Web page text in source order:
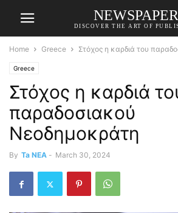
NEWSPAPER
DISCOVER THE ART OF
Home Greece Στόχος η καρδιά του
Greece
Στόχος η καρδιά
παραδοσιακού
Νεοδημοκράτη
By Ta NEA - March 30, 2024